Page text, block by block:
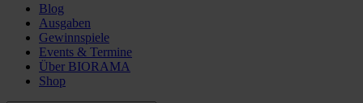
Blog
Ausgaben
Gewinnspiele
Events & Termine
Über BIORAMA
Shop